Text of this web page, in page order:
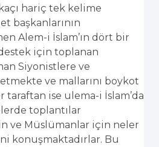
hariç tek kelime
başkanlarının
Alem-i İslam’ın dört bir
için toplanan
Siyonistlere ve
ve mallarını boykot
ise ulema-i İslam’da
toplantılar
ve Müslümanlar için neler
konuşmaktadırlar. Bu